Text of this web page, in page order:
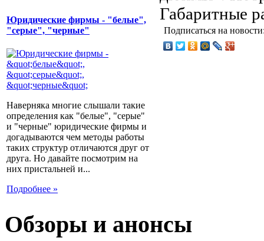
Юридические фирмы - "белые",
"серые", "черные"
Наверняка многие слышали такие
определения как "белые", "серые"
и "черные" юридические фирмы и
догадываются чем методы работы
таких структур отличаются друг от
друга. Но давайте посмотрим на
них пристальней и...
Подробнее »
Габаритные
Подписаться на
Обзоры и анонсы